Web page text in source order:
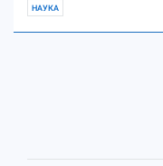
НАУКА